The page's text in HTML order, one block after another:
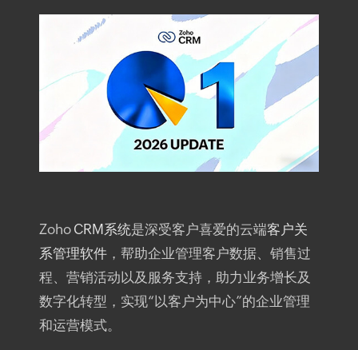
Zoho CRM系统是深受客户喜爱的云端客户关
系管理软件 ，帮助企业管理客户数据、销售过
程、营销活动以及服务支持，助力业务增长及
数字化转型，实现“以客户为中心”的企业管理
和运营模式。